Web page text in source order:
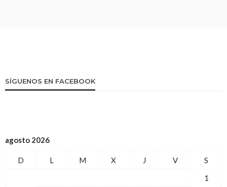
SÍGUENOS EN FACEBOOK
agosto 2026
D L M X J V
S
1